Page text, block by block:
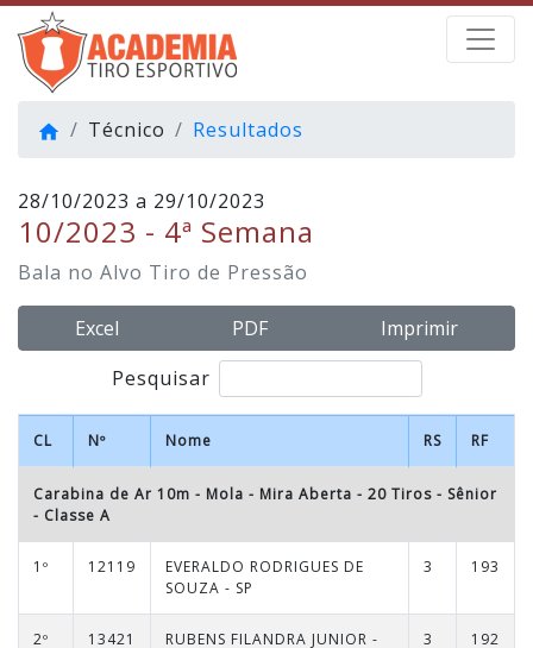
home Técnico Resultados
28/10/2023 a 29/10/2023
10/2023 - 4ª Semana
Bala no Alvo Tiro de Pressão
Excel PDF
Imprimir
Pesquisar
CL Nº Nome RS RF
Carabina de Ar 10m - Mola - Mira Aberta - 20 Tiros - Sênior
- Classe A
1º 12119
EVERALDO RODRIGUES DE
SOUZA - SP
3 193
2º 13421
RUBENS FILANDRA JUNIOR -
3 192